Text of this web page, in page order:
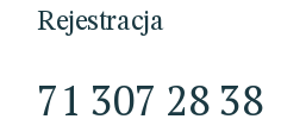
Rejestracja
71 307 28 38